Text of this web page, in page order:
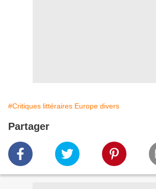
#Critiques littéraires Europe divers
Partager